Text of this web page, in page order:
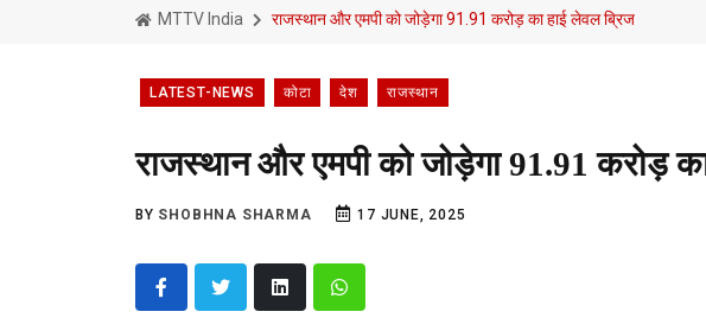
MTTV India राजस्थान और एमपी को जोड़ेगा 91.91 करोड़ का हाई लेवल ब्रिज
LATEST-NEWS कोटा देश राजस्थान
राजस्थान और एमपी को जोड़ेगा 91.91 करोड़
BY SHOBHNA SHARMA 17 JUNE, 2025